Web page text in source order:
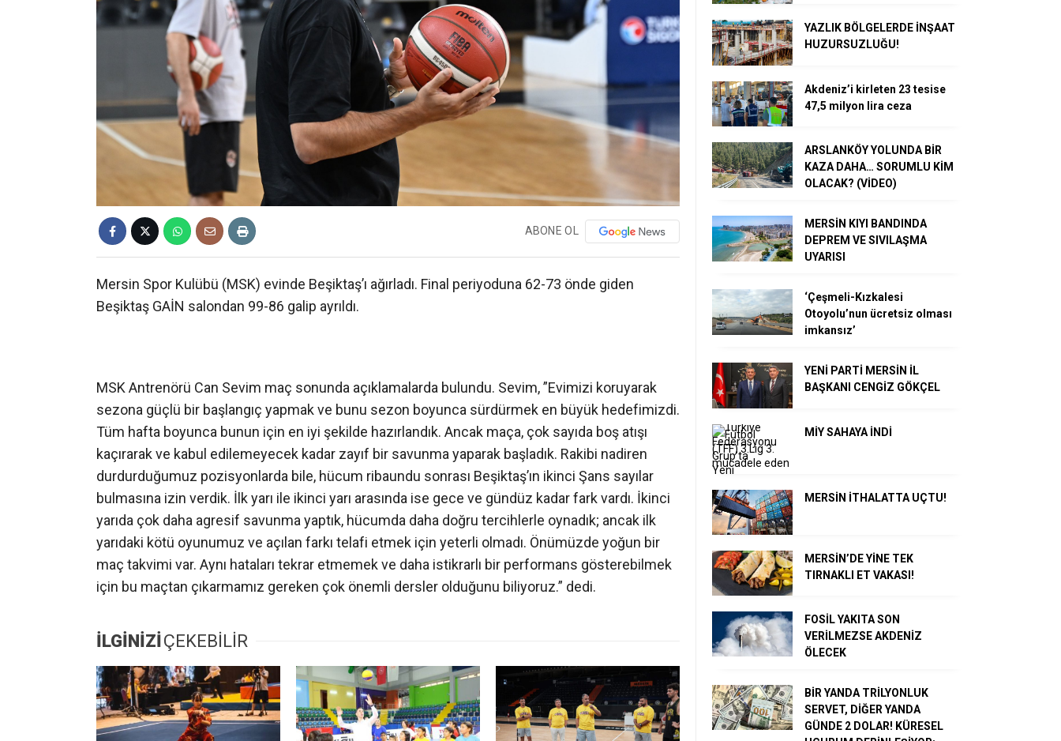
ABONE OL
Mersin Spor Kulübü (MSK) evinde Beşiktaş’ı ağırladı. Final periyoduna 62-73 önde giden
Beşiktaş GAİN salondan 99-86 galip ayrıldı.
MSK Antrenörü Can Sevim maç sonunda açıklamalarda bulundu. Sevim, ”Evimizi koruyarak
sezona güçlü bir başlangıç yapmak ve bunu sezon boyunca sürdürmek en büyük hedefimizdi.
Tüm hafta boyunca bunun için en iyi şekilde hazırlandık. Ancak maça, çok sayıda boş atışı
kaçırarak ve kabul edilemeyecek kadar zayıf bir savunma yaparak başladık. Rakibi nadiren
durdurduğumuz pozisyonlarda bile, hücum ribaundu sonrası Beşiktaş’ın ikinci Şans sayılar
bulmasına izin verdik. İlk yarı ile ikinci yarı arasında ise gece ve gündüz kadar fark vardı. İkinci
yarıda çok daha agresif savunma yaptık, hücumda daha doğru tercihlerle oynadık; ancak ilk
yarıdaki kötü oyunumuz ve açılan farkı telafi etmek için yeterli olmadı. Önümüzde yoğun bir
maç takvimi var. Aynı hataları tekrar etmemek ve daha istikrarlı bir performans gösterebilmek
için bu maçtan çıkarmamız gereken çok önemli dersler olduğunu biliyoruz.” dedi.
İLGİNİZİÇEKEBİLİR
YAZLIK BÖLGELERDE İNŞAAT
HUZURSUZLUĞU!
Akdeniz’i kirleten 23 tesise
47,5 milyon lira ceza
ARSLANKÖY YOLUNDA BİR
KAZA DAHA… SORUMLU KİM
OLACAK? (VİDEO)
MERSİN KIYI BANDINDA
DEPREM VE SIVILAŞMA
UYARISI
‘Çeşmeli-Kızkalesi
Otoyolu’nun ücretsiz olması
imkansız’
YENİ PARTİ MERSİN İL
BAŞKANI CENGİZ GÖKÇEL
MİY SAHAYA İNDİ
MERSİN İTHALATTA UÇTU!
MERSİN’DE YİNE TEK
TIRNAKLI ET VAKASI!
FOSİL YAKITA SON
VERİLMEZSE AKDENİZ
ÖLECEK
BİR YANDA TRİLYONLUK
SERVET, DİĞER YANDA
GÜNDE 2 DOLAR! KÜRESEL